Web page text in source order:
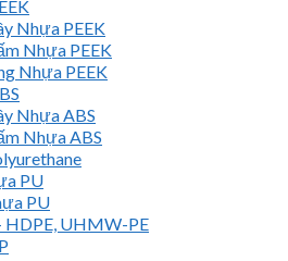
Nhựa PEEK
Nhựa PEEK
Nhựa PEEK
Nhựa ABS
Nhựa ABS
PU
PU
HDPE, UHMW-PE